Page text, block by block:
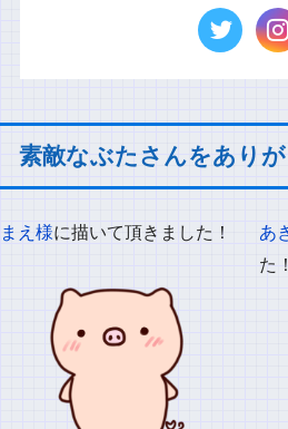
素敵なぶたさんをあり
まえ様に描いて頂きました！ あ
た！